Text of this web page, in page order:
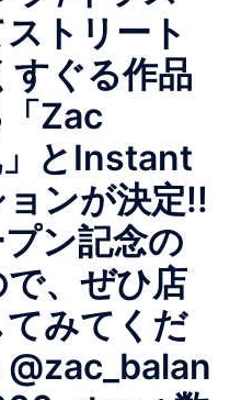
トリート
すぐる作品
Zac
とInstant
ンが決定!!
ン記念の
、ぜひ店
みてくだ